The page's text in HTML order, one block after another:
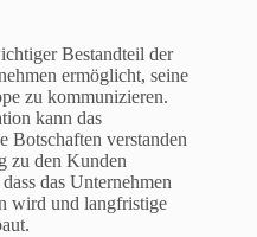
Bestandteil der
ermöglicht, seine
zu kommunizieren.
kann das
Botschaften verstanden
zu den Kunden
das Unternehmen
wird und langfristige